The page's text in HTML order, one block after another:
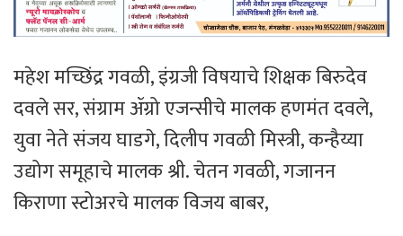
महेश मच्छिंद्र गवळी, इंग्रजी विषयाचे शिक्षक बिरुदेव
दवले सर, संग्राम ॲग्रो एजन्सीचे मालक हणमंत दवले,
युवा नेते संजय घाडगे, दिलीप गवळी मिस्त्री, कन्हैय्या
उद्योग समूहाचे मालक श्री. चेतन गवळी, गजानन
किराणा स्टोअरचे मालक विजय बाबर,